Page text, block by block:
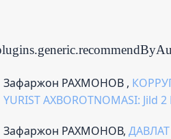
Зафаржон РАХМОНОВ ,
YURIST AXBOROTNOMASI:
Зафаржон РАХМОНОВ,